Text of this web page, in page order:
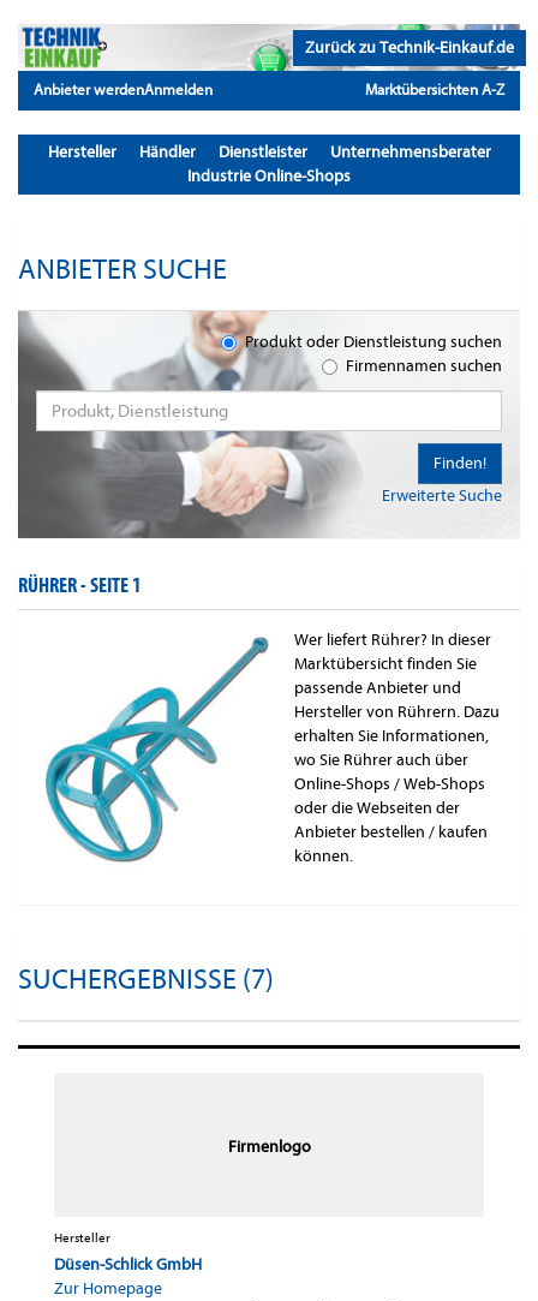
Zurück zu Technik-Einkauf.de
Anbieter werdenAnmelden Marktübersichten A-Z
Hersteller Händler Dienstleister
Unternehmensberater
Industrie Online-Shops
ANBIETER SUCHE
Produkt oder Dienstleistung suchen
Firmennamen suchen
Erweiterte Suche
Finden!
RÜHRER -SEITE 1
Wer liefert Rührer? In dieser
Marktübersicht finden Sie
passende Anbieter und
Hersteller von Rührern. Dazu
erhalten Sie Informationen,
wo Sie Rührer auch über
Online-Shops / Web-Shops
oder die Webseiten der
Anbieter bestellen / kaufen
können.
SUCHERGEBNISSE (7)
Firmenlogo
Hersteller
Düsen-Schlick GmbH
Zur Homepage